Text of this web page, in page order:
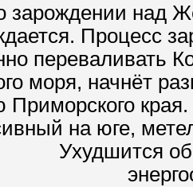
зарождении над
Процесс
переваливать
моря, начнёт
края.
на юге,
Ухудшится